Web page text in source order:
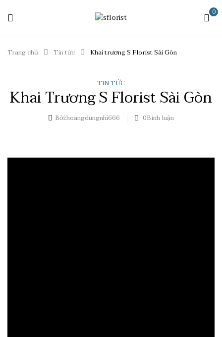
0
Trang chủ Tin tức Khai trương S Florist Sài Gòn
TIN TỨC
Khai Trương S Florist Sài Gòn
Bởi:hoangdungnhi666 0Bình luận